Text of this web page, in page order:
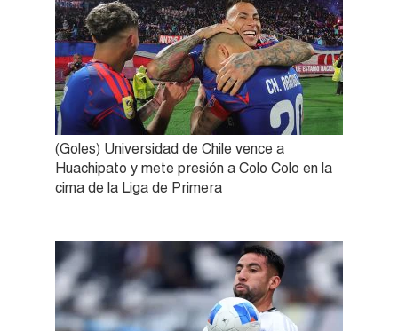
(Goles) Universidad de Chile vence a
Huachipato y mete presión a Colo Colo en la
cima de la Liga de Primera